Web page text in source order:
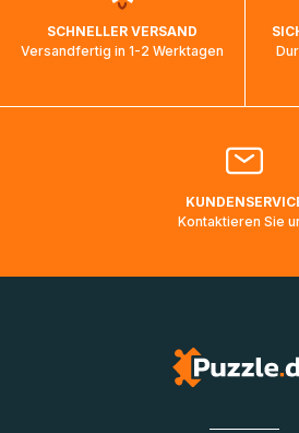
ankommen und von der dortigen
bearbeitet werden.
Bitte kontaktieren Sie den
Lieferadressen in Deutschland oder
SCHNELLER VERSAND
Versandfertig in 1-2 Werktagen
Kontaktieren Sie